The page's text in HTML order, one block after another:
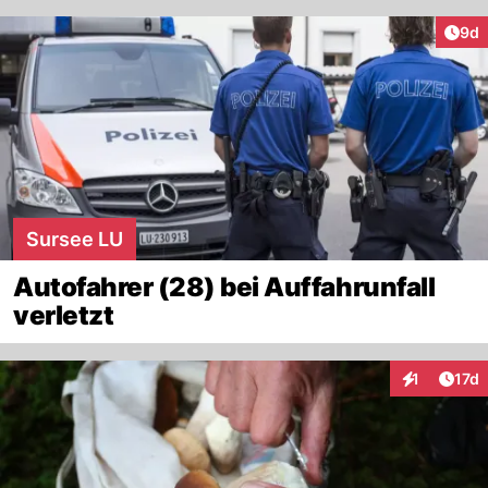
9d
Sursee LU
Autofahrer (28) bei Auffahrunfall
verletzt
1 17d